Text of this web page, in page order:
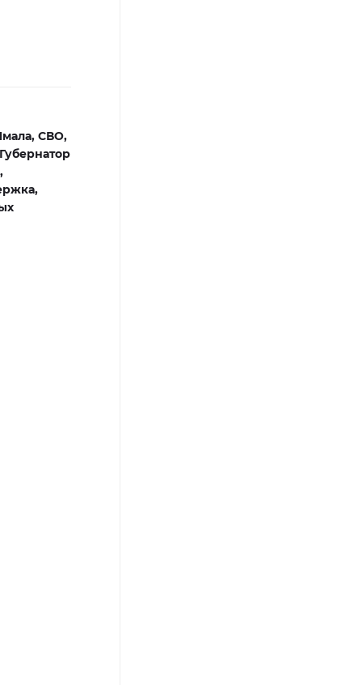
СВО,